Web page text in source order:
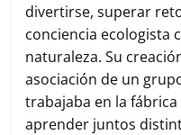
divertirse, superar
conciencia ecologista
naturaleza. Su
asociación de un
trabajaba en la
aprender juntos